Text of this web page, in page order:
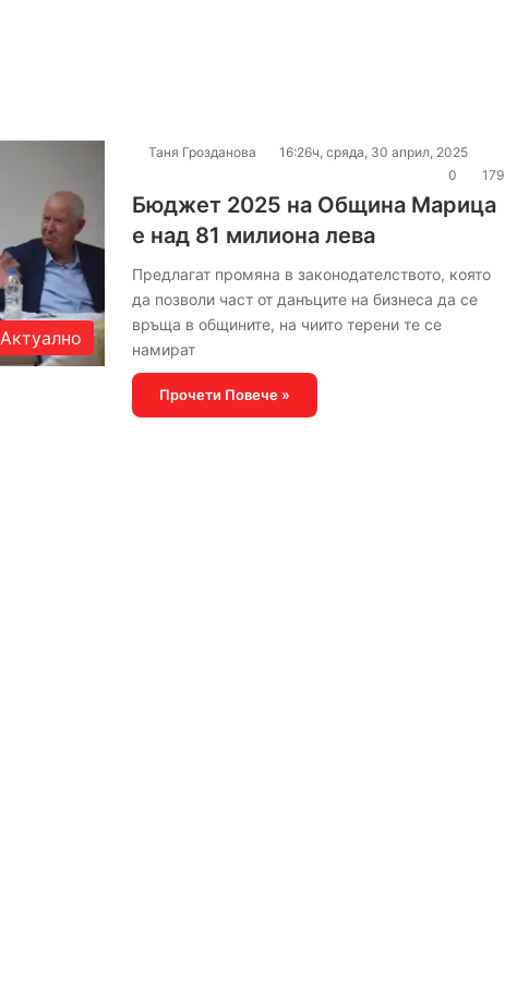
Актуално
Таня Грозданова
16:26ч, сряда, 30 април, 2025
0
179
Бюджет 2025 на Община Марица
е над 81 милиона лева
Предлагат промяна в законодателството, която
да позволи част от данъците на бизнеса да се
връща в общините, на чиито терени те се
намират
Прочети Повече »